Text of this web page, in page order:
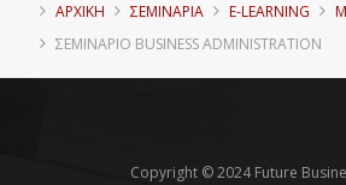
ΑΡΧΙΚΗ ΣΕΜΙΝΑΡΙΑ E-LEARNING
ΣΕΜΙΝΆΡΙΟ BUSINESS ADMINISTRATION
Copyright © 2024 Future